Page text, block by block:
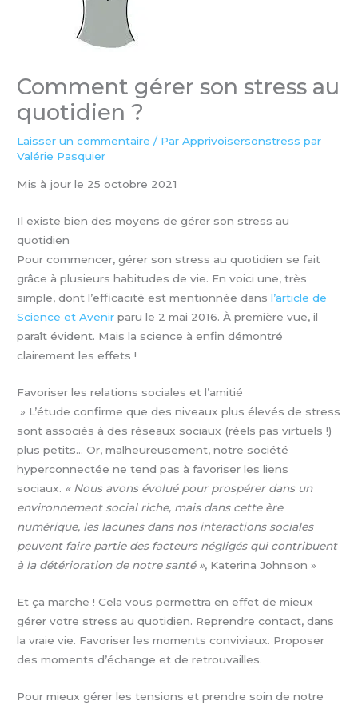
Comment gérer son stress au
quotidien ?
Laisser un commentaire / ParApprivoisersonstress par
Valérie Pasquier
Mis à jour le 25 octobre 2021
Il existe bien des moyens de gérer son stress au
quotidien
Pour commencer, gérer son stress au quotidien se fait
grâce à plusieurs habitudes de vie. En voici une, très
simple, dont l’efficacité est mentionnée dansl’article de
Science et Avenirparu le 2 mai 2016. À première vue, il
paraît évident. Mais la science à enfin démontré
clairement les effets !
Favoriser les relations sociales et l’amitié
» L’étude confirme que des niveaux plus élevés de stress
sont associés à des réseaux sociaux (réels pas virtuels !)
plus petits… Or, malheureusement, notre société
hyperconnectée ne tend pas à favoriser les liens
sociaux. « Nous avons évolué pour prospérer dans un
environnement social riche, mais dans cette ère
numérique, les lacunes dans nos interactions sociales
peuvent faire partie des facteurs négligés qui contribuent
à la détérioration de notre santé », Katerina Johnson »
Et ça marche ! Cela vous permettra en effet de mieux
gérer votre stress au quotidien. Reprendre contact, dans
la vraie vie. Favoriser les moments conviviaux. Proposer
des moments d’échange et de retrouvailles.
Pour mieux gérer les tensions et prendre soin de notre